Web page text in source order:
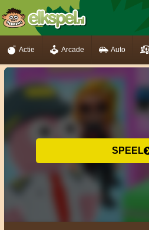
Actie Arcade Auto
SPEEL